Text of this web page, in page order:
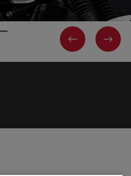
VORHERIGES
NEXT